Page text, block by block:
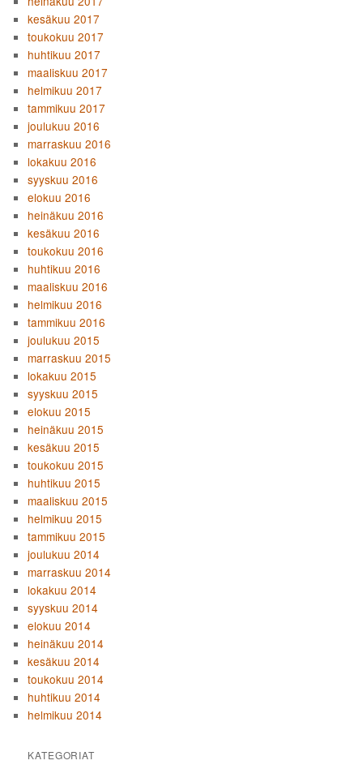
kesäkuu 2017
toukokuu 2017
huhtikuu 2017
maaliskuu 2017
helmikuu 2017
tammikuu 2017
joulukuu 2016
marraskuu 2016
lokakuu 2016
syyskuu 2016
elokuu 2016
heinäkuu 2016
kesäkuu 2016
toukokuu 2016
huhtikuu 2016
maaliskuu 2016
helmikuu 2016
tammikuu 2016
joulukuu 2015
marraskuu 2015
lokakuu 2015
syyskuu 2015
elokuu 2015
heinäkuu 2015
kesäkuu 2015
toukokuu 2015
huhtikuu 2015
maaliskuu 2015
helmikuu 2015
tammikuu 2015
joulukuu 2014
marraskuu 2014
lokakuu 2014
syyskuu 2014
elokuu 2014
heinäkuu 2014
kesäkuu 2014
toukokuu 2014
huhtikuu 2014
helmikuu 2014
KATEGORIAT